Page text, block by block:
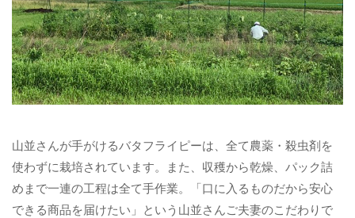
山並さんが手がけるバタフライピーは、全て農薬・殺虫剤を
使わずに栽培されています。また、収穫から乾燥、パック詰
めまで一連の工程は全て手作業。「口に入るものだから安心
できる商品を届けたい」という山並さんご夫妻のこだわりで